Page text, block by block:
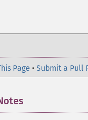
Page • Submit a Pull